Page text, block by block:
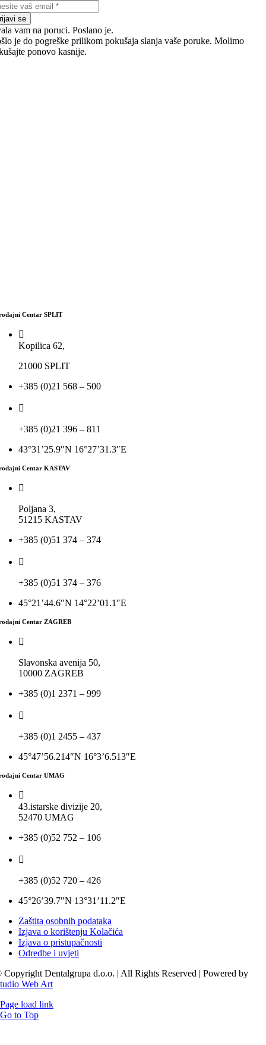
se
vam na poruci. Poslano je.
je do pogreške prilikom pokušaja slanja vaše poruke. Molimo
ponovo kasnije.
CentarSPLIT
Kopilica 62,
21000 SPLIT
+385 (0)21 568 – 500
+385 (0)21 396 – 811
43°31’25.9″N 16°27’31.3″E
CentarKASTAV
Poljana 3,
51215 KASTAV
+385 (0)51 374 – 374
+385 (0)51 374 – 376
45°21’44.6″N 14°22’01.1″E
CentarZAGREB
Slavonska avenija 50,
10000 ZAGREB
+385 (0)1 2371 – 999
+385 (0)1 2455 – 437
45°47’56.214″N 16°3’6.513″E
Centar UMAG
43.istarske divizije 20,
52470 UMAG
+385 (0)52 752 – 106
+385 (0)52 720 – 426
45°26’39.7″N 13°31’11.2″E
Zaštita osobnih podataka
Izjava o korištenju Kolačića
Izjava o pristupačnosti
Odredbe i uvjeti
Copyright Dentalgrupa d.o.o. | All Rights Reserved | Powered by
Web Art
Page load link
Go to Top